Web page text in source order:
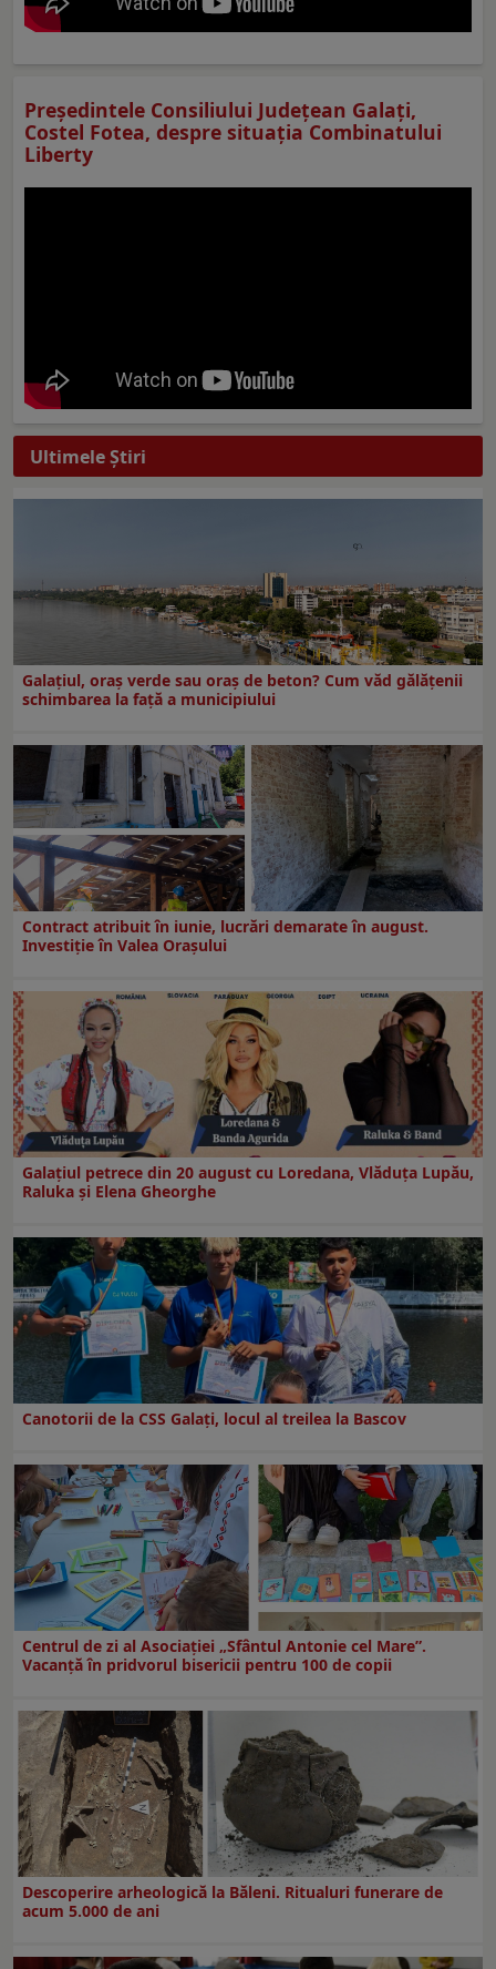
Preşedintele Consiliului Judeţean Galaţi,
Costel Fotea, despre situaţia Combinatului
Liberty
Ultimele Ştiri
Galațiul, oraș verde sau oraș de beton? Cum văd gălățenii
schimbarea la față a municipiului
Contract atribuit în iunie, lucrări demarate în august.
Investiţie în Valea Oraşului
Galaţiul petrece din 20 august cu Loredana, Vlăduța Lupău,
Raluka și Elena Gheorghe
Canotorii de la CSS Galați, locul al treilea la Bascov
Centrul de zi al Asociației „Sfântul Antonie cel Mare”.
Vacanță în pridvorul bisericii pentru 100 de copii
Descoperire arheologică la Băleni. Ritualuri funerare de
acum 5.000 de ani